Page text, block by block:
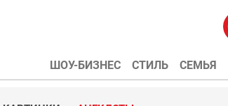
ШОУ-БИЗНЕС СТИЛЬ СЕМЬЯ